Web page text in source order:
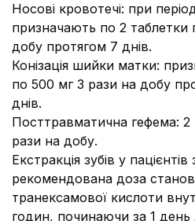
Носові кровотечі: при
призначають по 2 таблетки
добу протягом 7 днів.
Конізація шийки матки:
по 500 мг 3 рази на добу
днів.
Посттравматична гефема: 2
рази на добу.
Екстракція зубів у пацієнтів
рекомендована доза
транексамової кислоти
годин, починаючи за 1 день